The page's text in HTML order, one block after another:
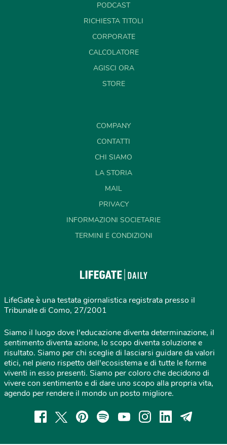
PODCAST
RICHIESTA TITOLI
CORPORATE
CALCOLATORE
AGISCI ORA
STORE
COMPANY
CONTATTI
CHI SIAMO
LA STORIA
MAIL
PRIVACY
INFORMAZIONI SOCIETARIE
TERMINI E CONDIZIONI
LifeGate è una testata giornalistica registrata presso il
Tribunale di Como, 27/2001
Siamo il luogo dove l'educazione diventa determinazione, il
sentimento diventa azione, lo scopo diventa soluzione e
risultato. Siamo per chi sceglie di lasciarsi guidare da valori
etici, nel pieno rispetto dell'ecosistema e di tutte le forme
viventi in esso presenti. Siamo per coloro che decidono di
vivere con sentimento e di dare uno scopo alla propria vita,
agendo per rendere il mondo un posto migliore.